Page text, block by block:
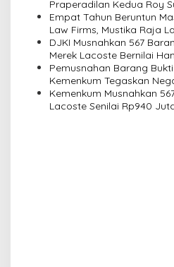
Praperadilan Kedua Roy
Empat Tahun Beruntun
Law Firms, Mustika Raja
sebagai Mitra Strategis
DJKI Musnahkan 567
Merek Lacoste Bernilai
Pemusnahan Barang
Kemenkum Tegaskan
Kekayaan Intelektual
Kemenkum Musnahkan
Lacoste Senilai Rp940